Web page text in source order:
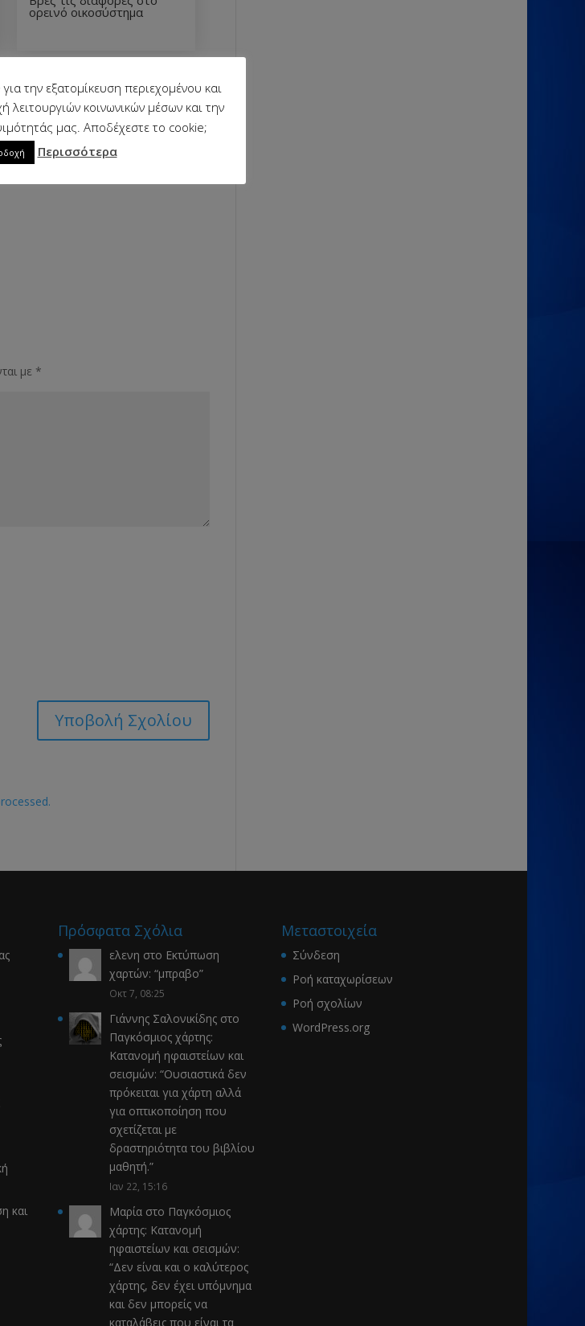
ορεινό οικοσύστημα
με *
και
Πρόσφατα Σχόλια
ελενη στο Εκτύπωση
χαρτών: “μπραβο”
Οκτ 7, 08:25
Γιάννης Σαλονικίδης στο
Παγκόσμιος χάρτης:
Κατανομή ηφαιστείων και
σεισμών: “Ουσιαστικά δεν
πρόκειται για χάρτη αλλά
για οπτικοποίηση που
σχετίζεται με
δραστηριότητα του βιβλίου
μαθητή.”
Ιαν 22, 15:16
Μαρία στο Παγκόσμιος
χάρτης: Κατανομή
ηφαιστείων και σεισμών:
“Δεν είναι και ο καλύτερος
χάρτης, δεν έχει υπόμνημα
και δεν μπορείς να
καταλάβεις που είναι τα
Μεταστοιχεία
Σύνδεση
Ροή καταχωρίσεων
Ροή σχολίων
WordPress.org
την εξατομίκευση περιεχομένου και
λειτουργιών κοινωνικών μέσων και την
μας. Αποδέχεστε το cookie;
Περισσότερα